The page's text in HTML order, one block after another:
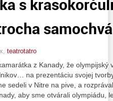
s
teatrotatro
z Kanady, že olympijský
na prezentáciu svojej
sedeli v Nitre na pive, a
aby sme otvárali olympiádu,